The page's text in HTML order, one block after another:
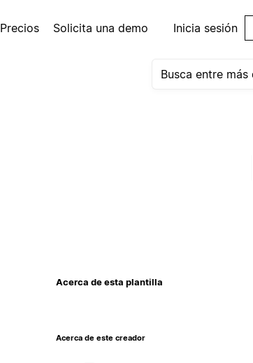
Precios Solicita una demo Inicia sesión
Acerca de esta plantilla
Acerca de este creador